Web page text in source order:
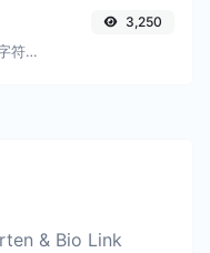
将 URL 输入解码为正常字符串。
3,250
& Bio Link